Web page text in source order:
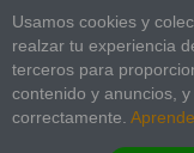
Usamos cookies y
realzar tu experiencia
terceros para
contenido y anuncios,
correctamente.